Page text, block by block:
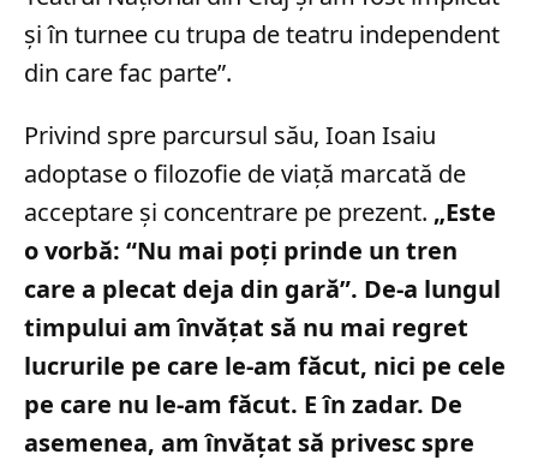
și în turnee cu trupa de teatru independent
din care fac parte”.
Privind spre parcursul său, Ioan Isaiu
adoptase o filozofie de viață marcată de
acceptare și concentrare pe prezent. „Este
o vorbă: “Nu mai poţi prinde un tren
care a plecat deja din gară”. De-a lungul
timpului am învăţat să nu mai regret
lucrurile pe care le-am făcut, nici pe cele
pe care nu le-am făcut. E în zadar. De
asemenea, am învăţat să privesc spre